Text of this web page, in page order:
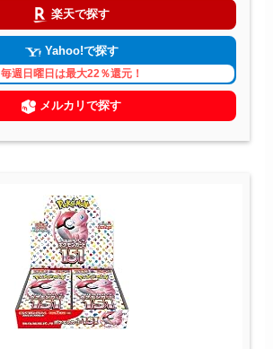
楽天で探す
Yahoo!で探す
毎週日曜日は最大22％還元！
メルカリで探す